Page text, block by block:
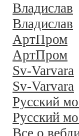
Владислав
Владислав
АртПром
АртПром
Sv-Varvara
Sv-Varvara
Русский
Русский
Все о